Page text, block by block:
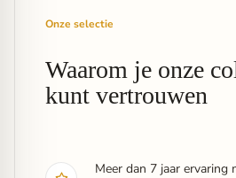
Onze selectie
Waarom je onze
kunt vertrouwen
Meer dan 7 jaar ervaring